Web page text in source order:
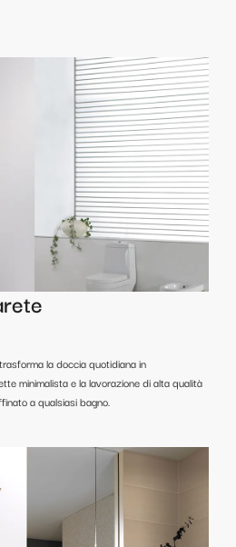
la doccia quotidiana in
minimalista e la lavorazione di alta qualità
a qualsiasi bagno.